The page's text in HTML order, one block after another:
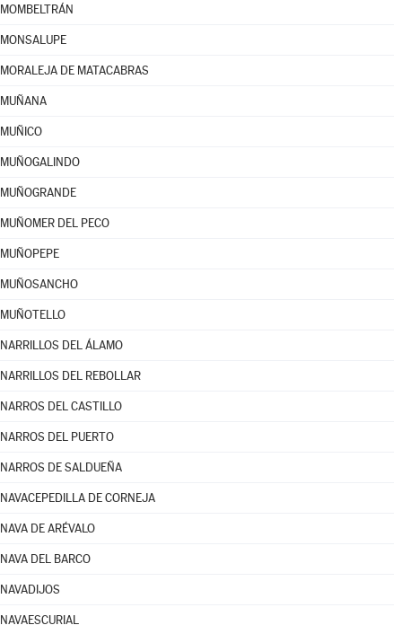
MOMBELTRÁN
MONSALUPE
MORALEJA DE MATACABRAS
MUÑANA
MUÑICO
MUÑOGALINDO
MUÑOGRANDE
MUÑOMER DEL PECO
MUÑOPEPE
MUÑOSANCHO
MUÑOTELLO
NARRILLOS DEL ÁLAMO
NARRILLOS DEL REBOLLAR
NARROS DEL CASTILLO
NARROS DEL PUERTO
NARROS DE SALDUEÑA
NAVACEPEDILLA DE CORNEJA
NAVA DE ARÉVALO
NAVA DEL BARCO
NAVADIJOS
NAVAESCURIAL